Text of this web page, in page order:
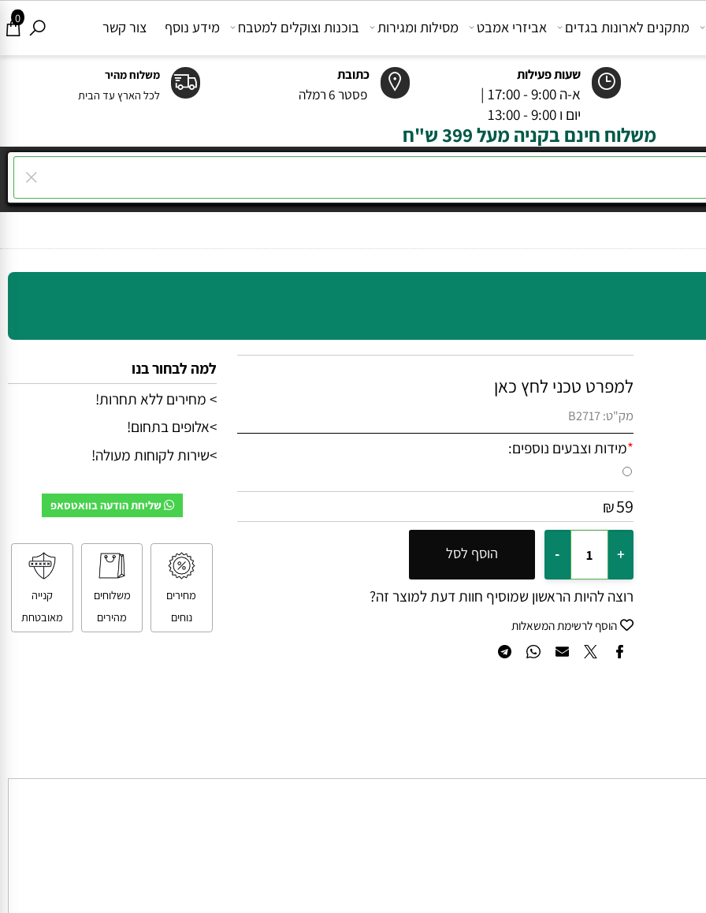
שעות פעילות
א-ה 9:00 - 17:00 |
יום ו 9:00 - 13:00
כתובת
פסטר 6 רמלה
משלוח מהיר
לכל הארץ עד הבית
0 לארונות בגדים אביזרי אמבט מסילות ומגירות בוכנות וצוקלים למטבח מידע נוסף צור קשר
משלוח חינם בקניה מעל 399 ש"ח
למפרט טכני לחץ כאן
מק"ט:B2717
מידות וצבעים נוספים:
₪
הוסף לסל
רוצה להיות הראשון שמוסיף חוות דעת למוצר זה?
הוסף לרשימת המשאלות
למה לבחור בנו
>אלופים בתחום!
מחירים משלוחים קנייה